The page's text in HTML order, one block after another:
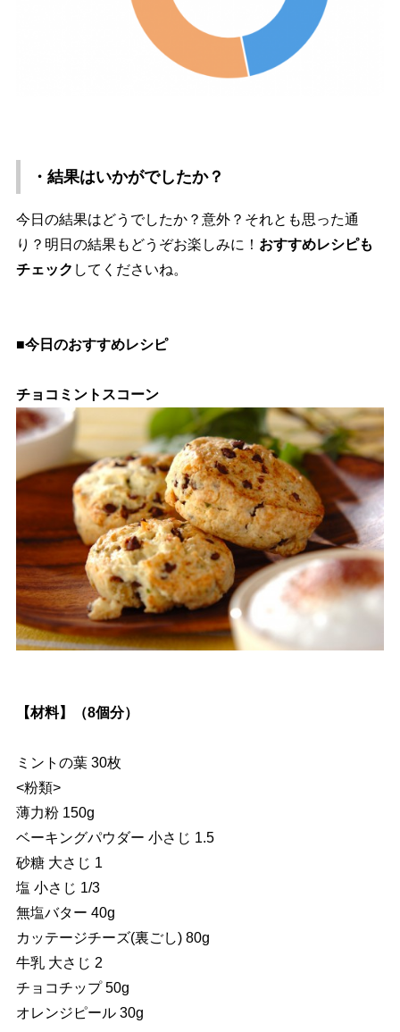
・結果はいかがでしたか？
今日の結果はどうでしたか？意外？それとも思った通
り？明日の結果もどうぞお楽しみに！ おすすめレシピも
チェック してくださいね。
■今日のおすすめレシピ
チョコミントスコーン
【材料】（8個分）
ミントの葉 30枚
<粉類>
薄力粉 150g
ベーキングパウダー 小さじ 1.5
砂糖 大さじ 1
塩 小さじ 1/3
無塩バター 40g
カッテージチーズ(裏ごし) 80g
牛乳 大さじ 2
チョコチップ 50g
オレンジピール 30g